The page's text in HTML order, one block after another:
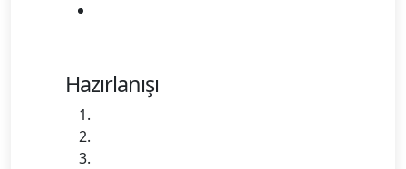
Hazırlanışı